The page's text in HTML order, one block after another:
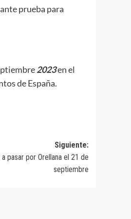
prueba para
2023en el
de España.
Siguiente:
pasar por Orellana el 21 de
septiembre